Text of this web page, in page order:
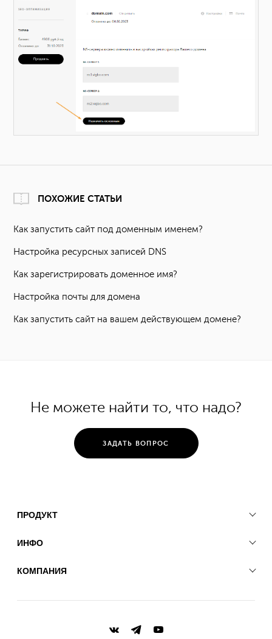
ПОХОЖИЕ СТАТЬИ
Как запустить сайт под доменным именем?
Настройка ресурсных записей DNS
Как зарегистрировать доменное имя?
Настройка почты для домена
Как запустить сайт на вашем действующем домене?
Не можете найти то, что надо?
ЗАДАТЬ ВОПРОС
ПРОДУКТ
ИНФО
КОМПАНИЯ